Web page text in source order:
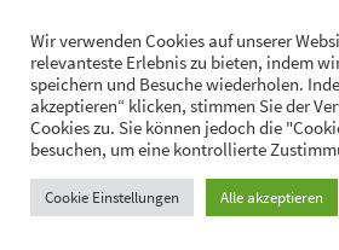
Inhalt
springen
Hans-Jürgen Lukaschik
Persönliches
Senfsuppe mit
Wir verwenden Cookies auf unserer
relevanteste Erlebnis zu bieten, indem
speichern und Besuche wiederholen.
akzeptieren“ klicken, stimmen Sie der
Cookies zu. Sie können jedoch die
besuchen, um eine kontrollierte
Cookie Einstellungen Alle akzeptieren